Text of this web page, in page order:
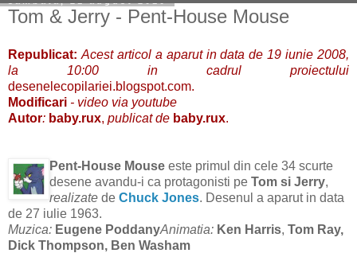
Tom & Jerry - Pent-House Mouse
Republicat: Acest articol a aparut in data de 19 iunie 2008,
la 10:00 in cadrul proiectului
desenelecopilariei.blogspot.com.
Modificari - video via youtube
Autor: baby.rux, publicat de baby.rux.
Pent-House Mouse este primul din cele 34 scurte
desene avandu-i ca protagonisti pe Tom si Jerry,
realizate de Chuck Jones. Desenul a aparut in data
de 27 iulie 1963.
Muzica: Eugene PoddanyAnimatia: Ken Harris, Tom Ray,
Dick Thompson, Ben Washam